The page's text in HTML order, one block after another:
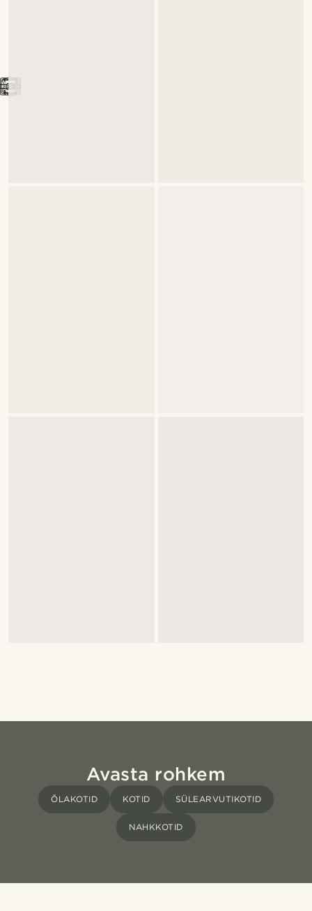
Avasta rohkem
ÕLAKOTID KOTID SÜLEARVUTIKOTID
NAHKKOTID